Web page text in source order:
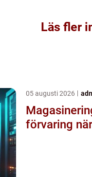
Läs fler
05 augusti 2026
Magasinering
förvaring